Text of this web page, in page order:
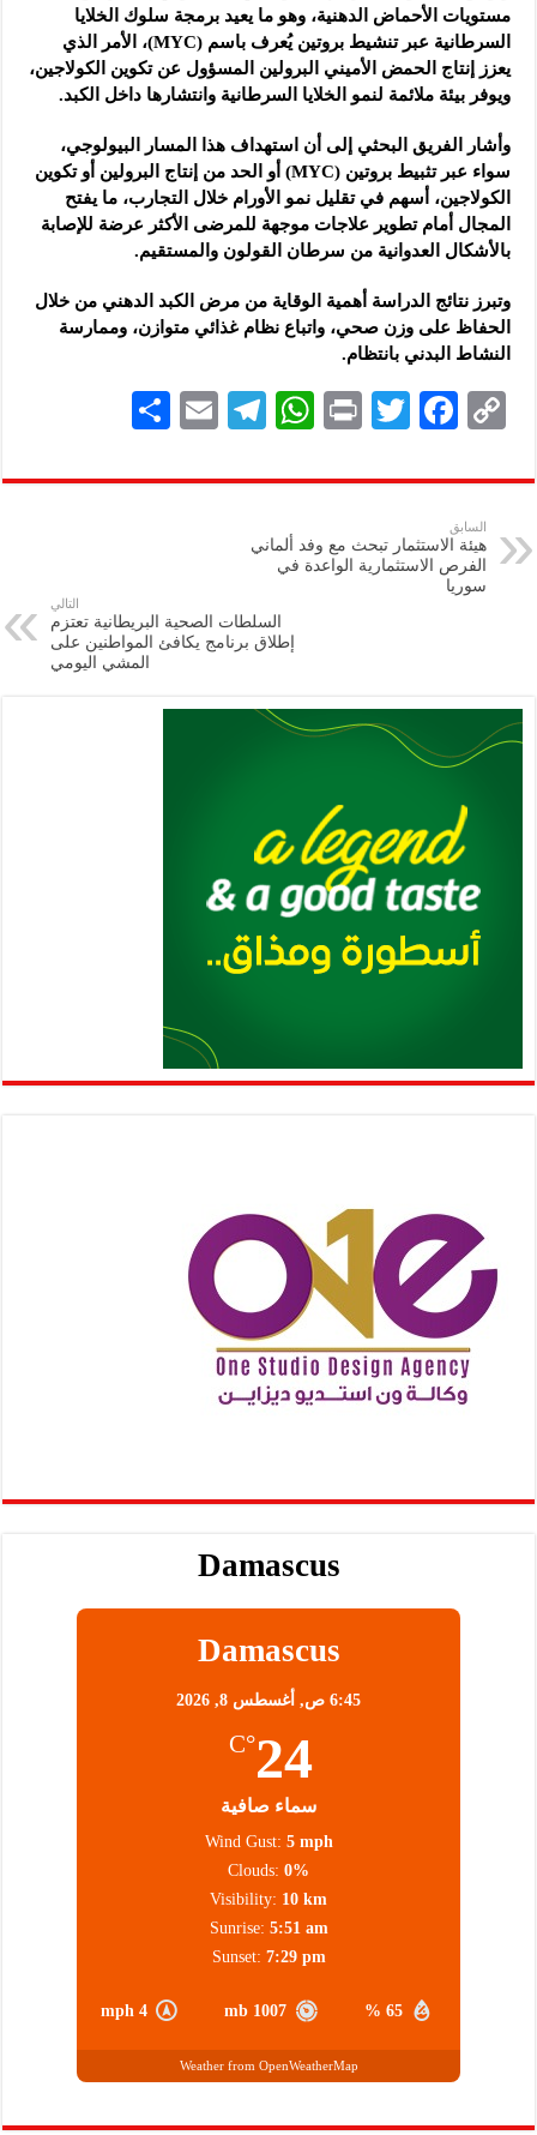
مستويات الأحماض الدهنية، وهو ما يعيد برمجة سلوك الخلايا
السرطانية عبر تنشيط بروتين يُعرف باسم (MYC)، الأمر الذي
يعزز إنتاج الحمض الأميني البرولين المسؤول عن تكوين الكولاجين،
ويوفر بيئة ملائمة لنمو الخلايا السرطانية وانتشارها داخل الكبد.
وأشار الفريق البحثي إلى أن استهداف هذا المسار البيولوجي،
سواء عبر تثبيط بروتين (MYC) أو الحد من إنتاج البرولين أو تكوين
الكولاجين، أسهم في تقليل نمو الأورام خلال التجارب، ما يفتح
المجال أمام تطوير علاجات موجهة للمرضى الأكثر عرضة للإصابة
بالأشكال العدوانية من سرطان القولون والمستقيم.
وتبرز نتائج الدراسة أهمية الوقاية من مرض الكبد الدهني من خلال
الحفاظ على وزن صحي، واتباع نظام غذائي متوازن، وممارسة
النشاط البدني بانتظام.
C
p
y
Li
n
F
eb
k
T
tt
P
nt
W
at
A
p
Te
gr
E
ai
ar
السابق
هيئة الاستثمار تبحث مع وفد ألماني
الفرص الاستثمارية الواعدة في
سوريا
التالي
السلطات الصحية البريطانية تعتزم
إطلاق برنامج يكافئ المواطنين على
المشي اليومي
Damascus
Damascus
6:45 ص, أغسطس 8, 2026
24
°C
سماء صافية
65 %
1007 mb
4 mph
Wind Gust: 5 mph
Clouds: 0%
Visibility: 10 km
Sunrise: 5:51 am
Sunset: 7:29 pm
Weather from OpenWeatherMap